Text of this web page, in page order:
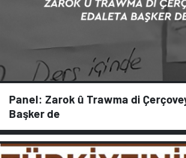
Panel: Zarok û Trawma di
Başker de